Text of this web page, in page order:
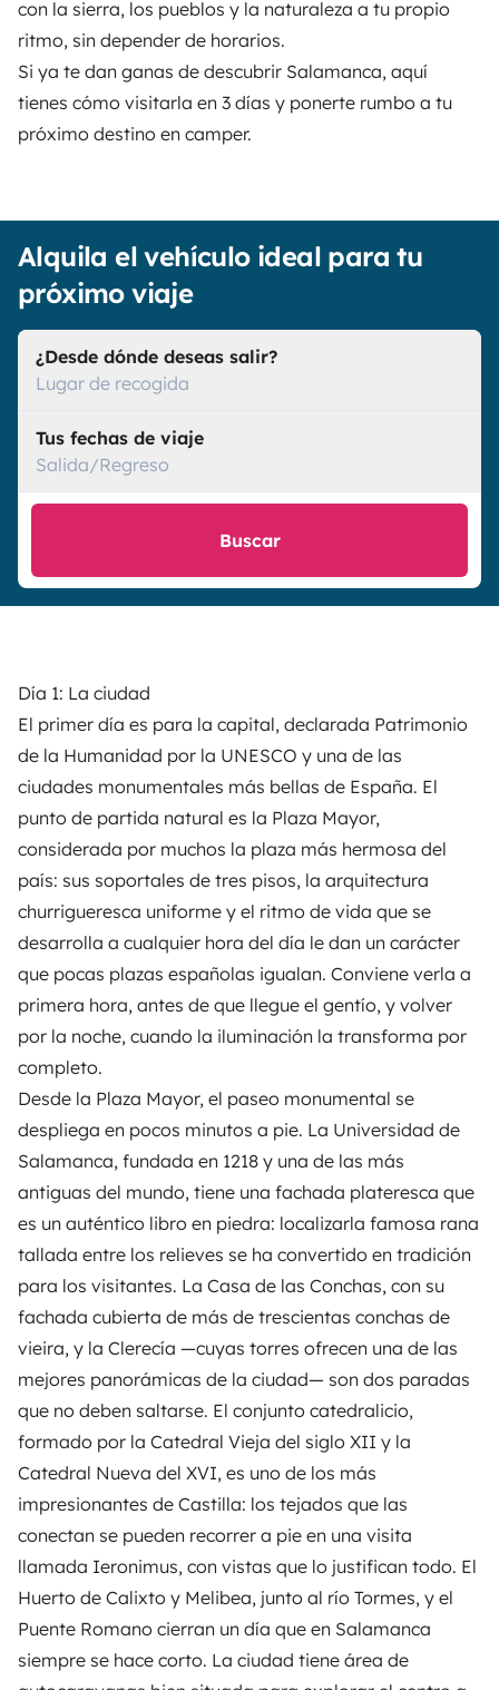
con la sierra, los pueblos y la naturaleza a tu propio
ritmo, sin depender de horarios.
Si ya te dan ganas de descubrir Salamanca, aquí
tienes cómo visitarla en 3 días y ponerte rumbo a tu
próximo destino en camper.
Alquila el vehículo ideal para tu
próximo viaje
¿Desde dónde deseas salir?
Lugar de recogida
Tus fechas de viaje
Salida/Regreso
Buscar
Día 1: La ciudad
El primer día es para la capital, declarada Patrimonio
de la Humanidad por la UNESCO y una de las
ciudades monumentales más bellas de España. El
punto de partida natural es la Plaza Mayor,
considerada por muchos la plaza más hermosa del
país: sus soportales de tres pisos, la arquitectura
churrigueresca uniforme y el ritmo de vida que se
desarrolla a cualquier hora del día le dan un carácter
que pocas plazas españolas igualan. Conviene verla a
primera hora, antes de que llegue el gentío, y volver
por la noche, cuando la iluminación la transforma por
completo.
Desde la Plaza Mayor, el paseo monumental se
despliega en pocos minutos a pie. La Universidad de
Salamanca, fundada en 1218 y una de las más
antiguas del mundo, tiene una fachada plateresca que
es un auténtico libro en piedra: localizarla famosa rana
tallada entre los relieves se ha convertido en tradición
para los visitantes. La Casa de las Conchas, con su
fachada cubierta de más de trescientas conchas de
vieira, y la Clerecía —cuyas torres ofrecen una de las
mejores panorámicas de la ciudad— son dos paradas
que no deben saltarse. El conjunto catedralicio,
formado por la Catedral Vieja del siglo XII y la
Catedral Nueva del XVI, es uno de los más
impresionantes de Castilla: los tejados que las
conectan se pueden recorrer a pie en una visita
llamada Ieronimus, con vistas que lo justifican todo. El
Huerto de Calixto y Melibea, junto al río Tormes, y el
Puente Romano cierran un día que en Salamanca
siempre se hace corto. La ciudad tiene área de